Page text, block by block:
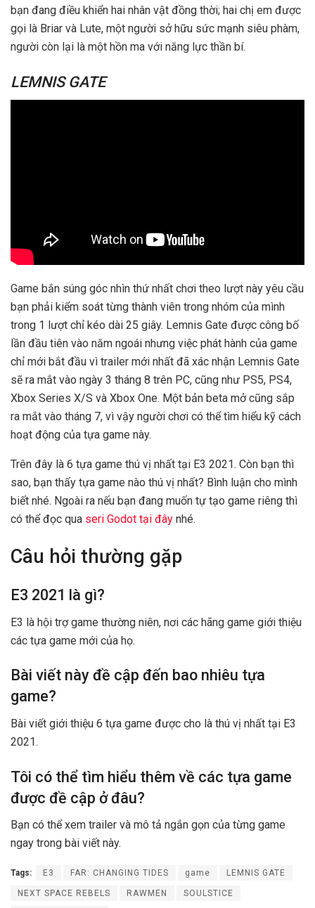
bạn đang điều khiển hai nhân vật đồng thời; hai chị em được
gọi là Briar và Lute, một người sở hữu sức mạnh siêu phàm,
người còn lại là một hồn ma với năng lực thần bí.
LEMNIS GATE
Game bắn súng góc nhìn thứ nhất chơi theo lượt này yêu cầu
bạn phải kiểm soát từng thành viên trong nhóm của mình
trong 1 lượt chỉ kéo dài 25 giây. Lemnis Gate được công bố
lần đầu tiên vào năm ngoái nhưng việc phát hành của game
chỉ mới bắt đầu vì trailer mới nhất đã xác nhận Lemnis Gate
sẽ ra mắt vào ngày 3 tháng 8 trên PC, cũng như PS5, PS4,
Xbox Series X/S và Xbox One. Một bản beta mở cũng sắp
ra mắt vào tháng 7, vì vậy người chơi có thể tìm hiểu kỹ cách
hoạt động của tựa game này.
Trên đây là 6 tựa game thú vị nhất tại E3 2021. Còn bạn thì
sao, bạn thấy tựa game nào thú vị nhất? Bình luận cho mình
biết nhé. Ngoài ra nếu bạn đang muốn tự tạo game riêng thì
có thể đọc qua seri Godot tại đây nhé.
Câu hỏi thường gặp
E3 2021 là gì?
E3 là hội trợ game thường niên, nơi các hãng game giới thiệu
các tựa game mới của họ.
Bài viết này đề cập đến bao nhiêu tựa
game?
Bài viết giới thiệu 6 tựa game được cho là thú vị nhất tại E3
2021.
Tôi có thể tìm hiểu thêm về các tựa game
được đề cập ở đâu?
Bạn có thể xem trailer và mô tả ngắn gọn của từng game
ngay trong bài viết này.
Tags: E3 FAR: CHANGING TIDES game LEMNIS GATE
NEXT SPACE REBELS RAWMEN SOULSTICE